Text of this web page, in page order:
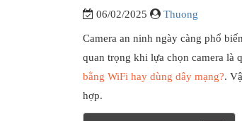
06/02/2025 Thuong
Camera an ninh ngày càng phổ
quan trọng khi lựa chọn camera là
bằng WiFi hay dùng dây mạng?.
hợp.